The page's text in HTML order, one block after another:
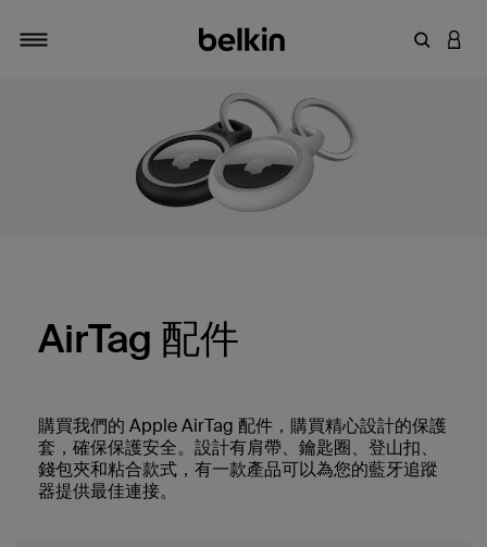
輸入關鍵
登入
AirTag 配件
購買我們的 Apple AirTag 配件，購買精心設計的保護
套，確保保護安全。設計有肩帶、鑰匙圈、登山扣、
錢包夾和粘合款式，有一款產品可以為您的藍牙追蹤
器提供最佳連接。